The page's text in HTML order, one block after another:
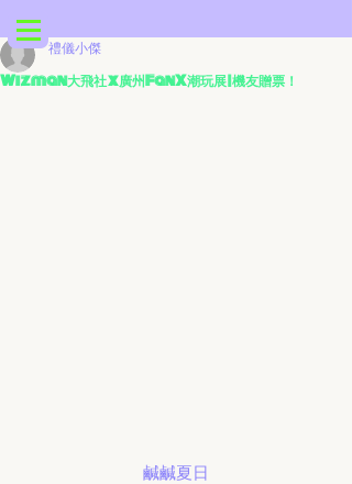
Wizman大飛社 x 廣州FanX潮玩展 | 機友贈票！
禮儀小傑
鹹鹹夏日